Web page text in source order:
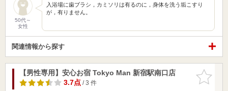
50代～
女性
入浴場に歯ブラシ，カミソリは有るのに，身体を洗う垢こすり
が，有りません。
関連情報から探す
お気に入
りに追加
【男性専用】安心お宿 Tokyo Man 新宿駅南口店
3.7点/ 3 件